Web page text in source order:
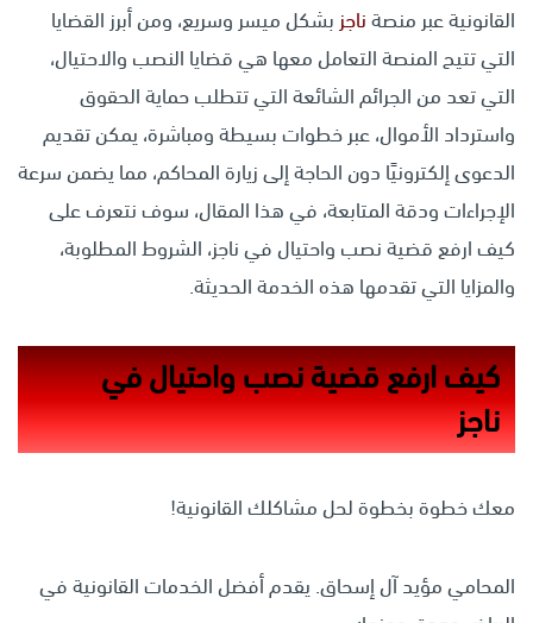
القانونية عبر منصةناجز بشكل ميسر وسريع، ومن أبرز القضايا
التي تتيح المنصة التعامل معها هي قضايا النصب والاحتيال،
التي تعد من الجرائم الشائعة التي تتطلب حماية الحقوق
واسترداد الأموال، عبر خطوات بسيطة ومباشرة، يمكن تقديم
الدعوى إلكترونيًا دون الحاجة إلى زيارة المحاكم، مما يضمن سرعة
الإجراءات ودقة المتابعة، في هذا المقال، سوف نتعرف على
كيف ارفع قضية نصب واحتيال في ناجز، الشروط المطلوبة،
والمزايا التي تقدمها هذه الخدمة الحديثة.
كيف ارفع قضية نصب واحتيال في
ناجز
معك خطوة بخطوة لحل مشاكلك القانونية!
المحامي مؤيد آل إسحاق. يقدم أفضل الخدمات القانونية في